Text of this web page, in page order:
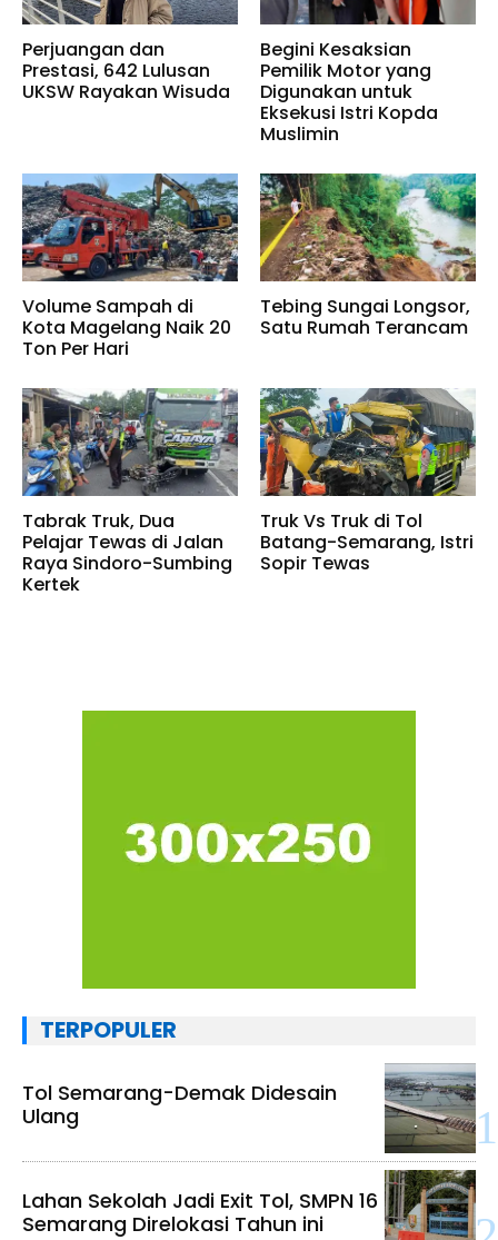
Perjuangan dan
Prestasi, 642 Lulusan
UKSW Rayakan Wisuda
Begini Kesaksian
Pemilik Motor yang
Digunakan untuk
Eksekusi Istri Kopda
Muslimin
Volume Sampah di
Kota Magelang Naik 20
Ton Per Hari
Tebing Sungai Longsor,
Satu Rumah Terancam
Tabrak Truk, Dua
Pelajar Tewas di Jalan
Raya Sindoro-Sumbing
Kertek
Truk Vs Truk di Tol
Batang-Semarang, Istri
Sopir Tewas
TERPOPULER
Tol Semarang-Demak Didesain
Ulang
Lahan Sekolah Jadi Exit Tol, SMPN 16
Semarang Direlokasi Tahun ini